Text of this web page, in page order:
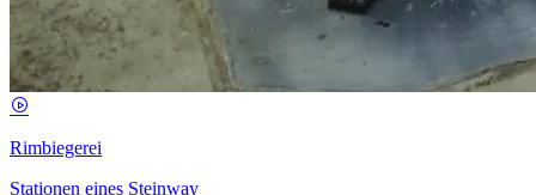
Rimbiegerei
Stationen eines Steinway